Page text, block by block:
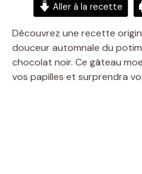
Aller à la recette
Découvrez une recette
douceur automnale du
chocolat noir. Ce gâteau
vos papilles et surprendra